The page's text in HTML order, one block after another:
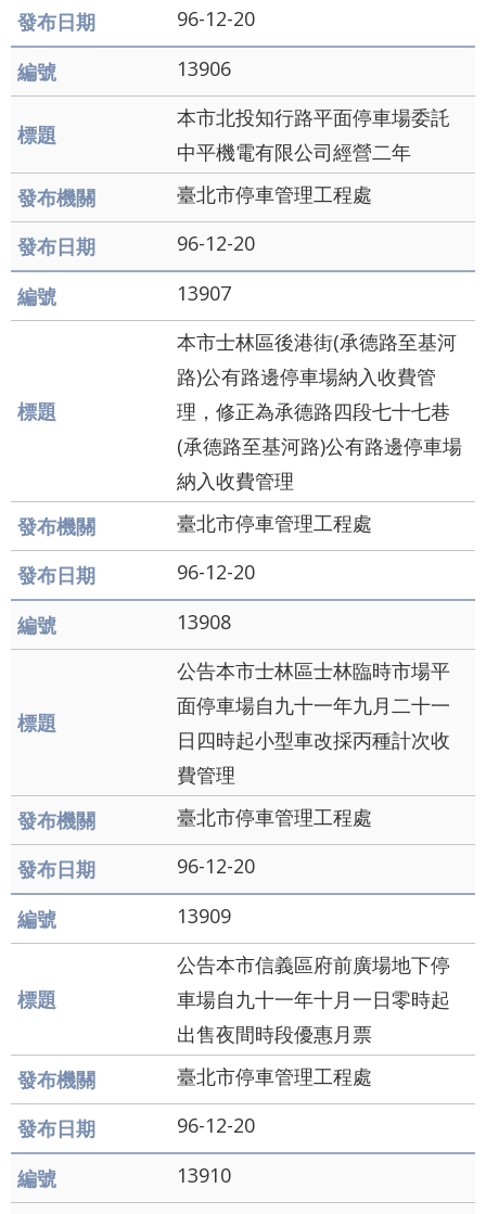
開
宣
告
隱
私
權
及
資
全
聯
絡
我
們
96-12-20
13906
本市北投知行路平面停車場委託
中平機電有限公司經營二年
臺北市停車管理工程處
96-12-20
13907
本市士林區後港街(承德路至基河
路)公有路邊停車場納入收費管
理，修正為承德路四段七十七巷
(承德路至基河路)公有路邊停車場
納入收費管理
臺北市停車管理工程處
96-12-20
13908
公告本市士林區士林臨時市場平
面停車場自九十一年九月二十一
日四時起小型車改採丙種計次收
費管理
臺北市停車管理工程處
96-12-20
13909
公告本市信義區府前廣場地下停
車場自九十一年十月一日零時起
出售夜間時段優惠月票
臺北市停車管理工程處
96-12-20
13910